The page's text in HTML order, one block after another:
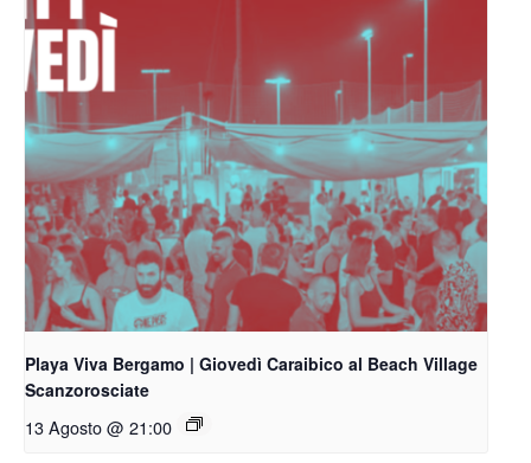
Playa Viva Bergamo | Giovedì Caraibico al Beach Village
Scanzorosciate
13 Agosto @ 21:00